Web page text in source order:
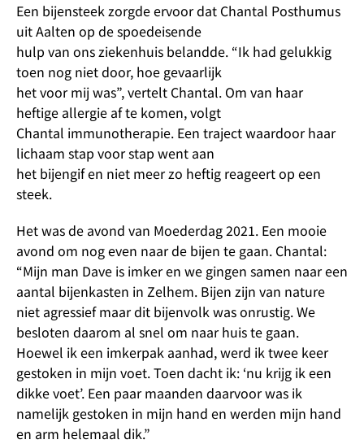
Een bijensteek zorgde ervoor dat Chantal Posthumus
uit Aalten op de spoedeisende
hulp van ons ziekenhuis belandde. “Ik had gelukkig
toen nog niet door, hoe gevaarlijk
het voor mij was”, vertelt Chantal. Om van haar
heftige allergie af te komen, volgt
Chantal immunotherapie. Een traject waardoor haar
lichaam stap voor stap went aan
het bijengif en niet meer zo heftig reageert op een
steek.
Het was de avond van Moederdag 2021. Een mooie
avond om nog even naar de bijen te gaan. Chantal:
“Mijn man Dave is imker en we gingen samen naar een
aantal bijenkasten in Zelhem. Bijen zijn van nature
niet agressief maar dit bijenvolk was onrustig. We
besloten daarom al snel om naar huis te gaan.
Hoewel ik een imkerpak aanhad, werd ik twee keer
gestoken in mijn voet. Toen dacht ik: ‘nu krijg ik een
dikke voet’. Een paar maanden daarvoor was ik
namelijk gestoken in mijn hand en werden mijn hand
en arm helemaal dik.”